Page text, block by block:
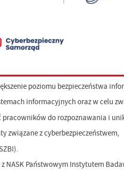
poziomu bezpieczeństwa
informacyjnych oraz w celu
do rozpoznawania i
związane z cyberbezpieczeństwem,
NASK Państwowym Instytutem